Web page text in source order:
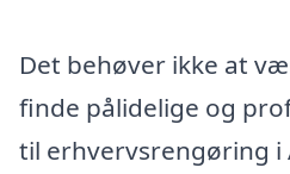
Det behøver ikke at
finde pålidelige og
til erhvervsrengøring i